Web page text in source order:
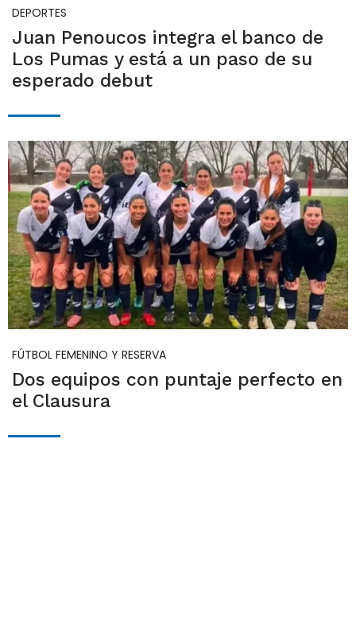
DEPORTES
Juan Penoucos integra el banco de
Los Pumas y está a un paso de su
esperado debut
FÚTBOL FEMENINO Y RESERVA
Dos equipos con puntaje perfecto en
el Clausura